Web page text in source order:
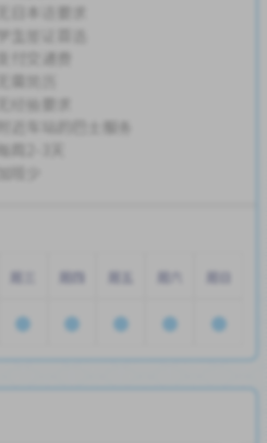
无日本语要求
学生签证首选
支付交通费
无经验要求
附近车站的巴士服务
每周2-3天
周三 周四 周五 周六 周日